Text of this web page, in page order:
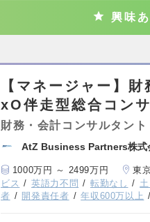
興味あ
【マネージャー】
xO伴走型総合コン
財務・会計コンサルタント
AtZ Business Partners株式
1000万円 ～ 2499万円 東
ビス
英語力不問 転勤なし
者
開発責任者 年収600万以上